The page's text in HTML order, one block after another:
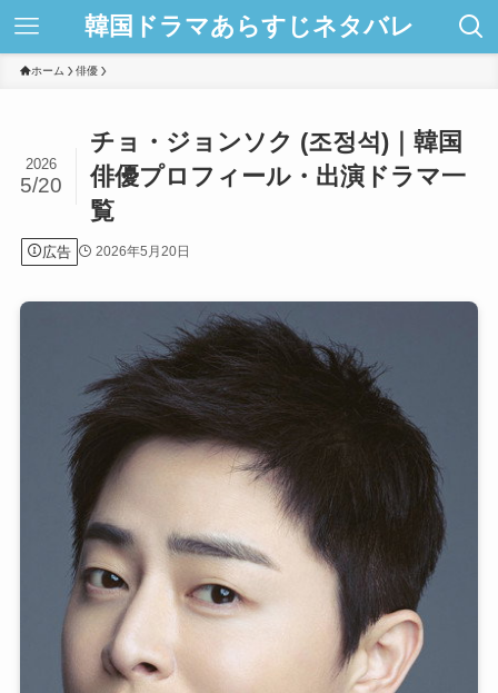
韓国ドラマあらすじネタバレ
ホーム 俳優
チョ・ジョンソク (조정석)｜韓国
俳優プロフィール・出演ドラマ一
覧
2026
5/20
広告 2026年5月20日